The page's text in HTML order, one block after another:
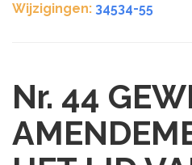
Wijzigingen: 34534-55
Nr. 44